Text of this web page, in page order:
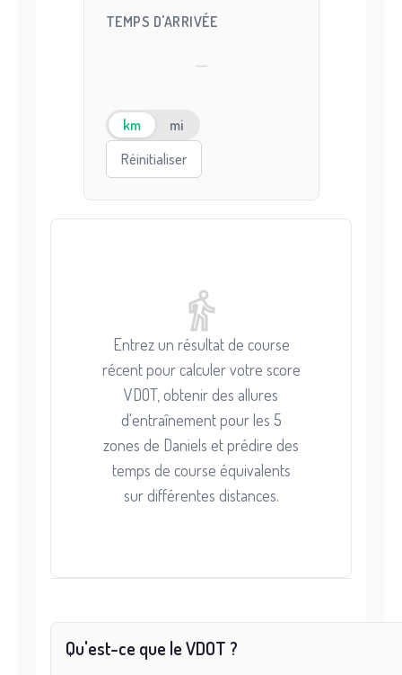
TEMPS D'ARRIVÉE
—
km
mi
Réinitialiser
Entrez un résultat de course
récent pour calculer votre score
VDOT, obtenir des allures
d'entraînement pour les 5
zones de Daniels et prédire des
temps de course équivalents
sur différentes distances.
Qu'est-ce que le VDOT ?